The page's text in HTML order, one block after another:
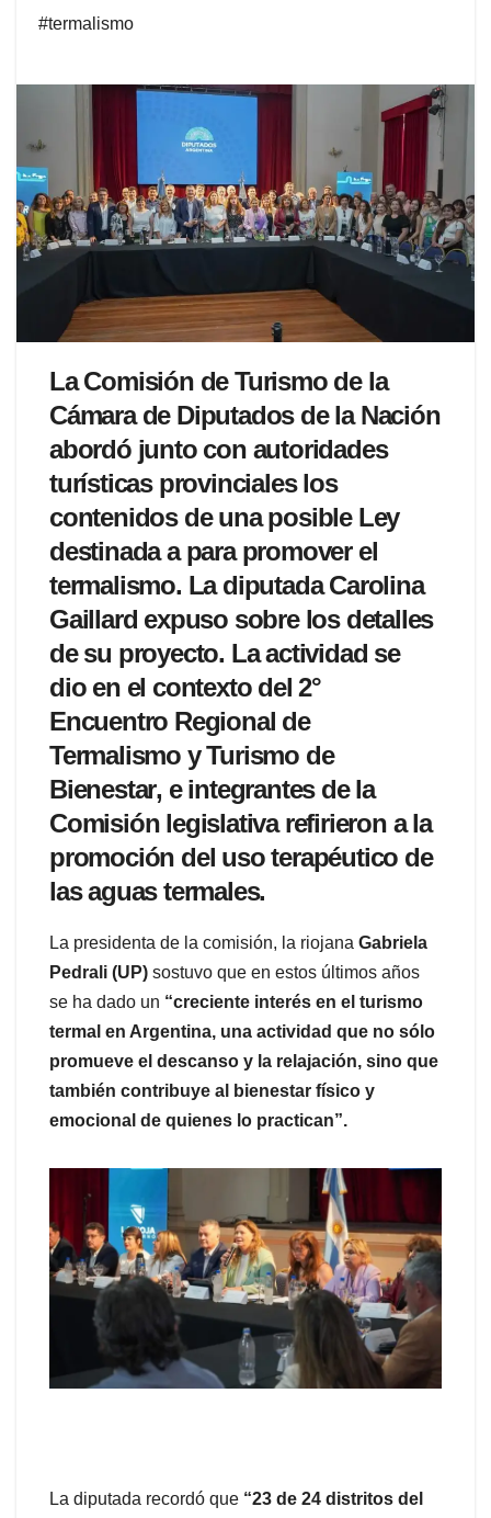
#termalismo
La Comisión de Turismo de la
Cámara de Diputados de la Nación
abordó junto con autoridades
turísticas provinciales los
contenidos de una posible Ley
destinada a para promover el
termalismo. La diputada Carolina
Gaillard expuso sobre los detalles
de su proyecto. La actividad se
dio en el contexto del2°
Encuentro Regional de
Termalismo y Turismo de
Bienestar, e integrantes de la
Comisión legislativa refirieron a la
promoción del uso terapéutico de
las aguas termales.
La presidenta de la comisión, la riojana Gabriela
Pedrali (UP) sostuvo que en estos últimos años
se ha dado un “creciente interés en el turismo
termal en Argentina, una actividad que no sólo
promueve el descanso y la relajación, sino que
también contribuye al bienestar físico y
emocional de quienes lo practican”.
La diputada recordó que “23 de 24 distritos del